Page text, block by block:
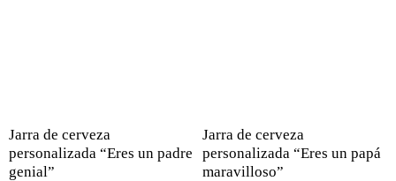
Jarra de cerveza
personalizada “Eres un padre
genial”
Jarra de cerveza
personalizada “Eres un papá
maravilloso”